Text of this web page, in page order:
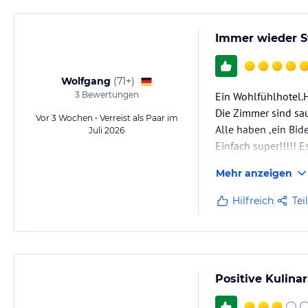
jeweiligen Veranstalters.
Wolfgang (71+)
3Bewertungen
Vor 3 Wochen • Verreist als Paar im
Juli 2026
Immer wieder
Ein
Die Zimmer sind
Alle haben ,ein
Einfach super!!!!!
Pfiff haben) bei
machbar sein.
Ps. Meine
Mehr anzeigen
Hilfreich
Positive